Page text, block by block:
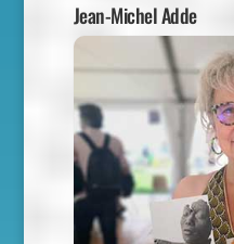
Jean-Michel Adde